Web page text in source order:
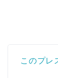
このプレ